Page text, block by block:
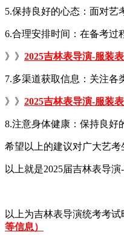
5.保持良好的心态：面对艺
6.合理安排时间：在备考过
》》 2025吉林表导演-服装
7.多渠道获取信息：关注各
》》 2025吉林表导演-服装
8.注意身体健康：保持良好
希望以上的建议对广大艺考
以上就是2025届吉林表导
以上为吉林表导演统考考
等信息）